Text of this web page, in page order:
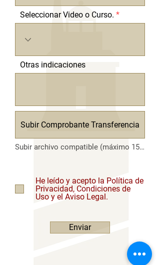
Seleccionar Video o Curso.
Otras indicaciones
Subir Comprobante Transferencia
Subir archivo compatible (máximo 15 MB)
He leído y acepto la Política de
Privacidad, Condiciones de
Uso y el Aviso Legal.
Enviar